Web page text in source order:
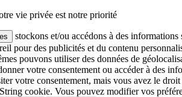
vie privée est notre priorité
stockons et/ou accédons à des
pour des publicités et du contenu
pouvons utiliser des données de
votre consentement ou accéder à des
votre consentement, mais vous avez le
cookie. Vous pouvez modifier vos